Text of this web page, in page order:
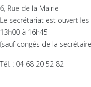
6, Rue de la Mairie
Le secrétariat est ouvert
13h00 à 16h45
(sauf congés de la
Tél. : 04 68 20 52 82